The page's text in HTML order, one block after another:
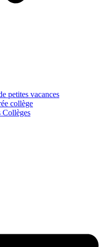
petites vacances
collège
Collèges